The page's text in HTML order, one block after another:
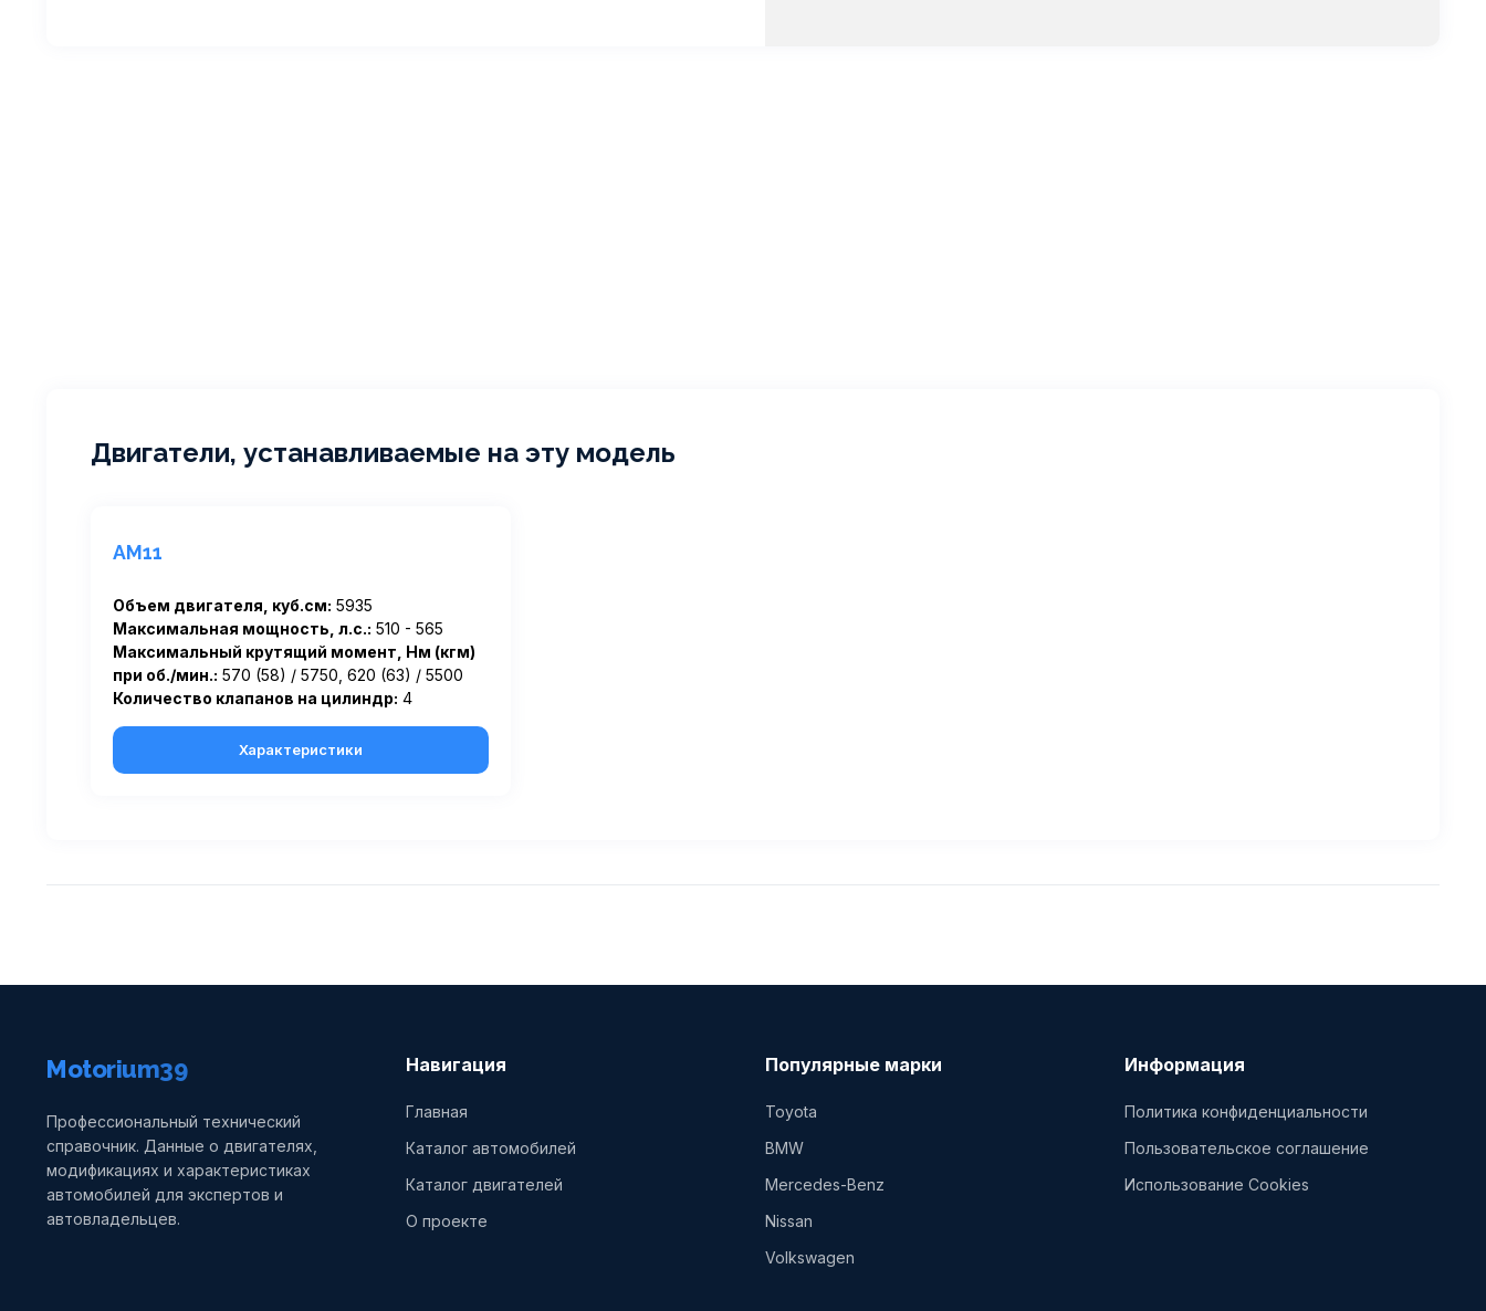
Двигатели, устанавливаемые на эту модель
AM11
Объем двигателя, куб.см: 5935
Максимальная мощность, л.с.: 510 - 565
Максимальный крутящий момент, Нм (кгм)
при об./мин.: 570 (58) / 5750, 620 (63) / 5500
Количество клапанов на цилиндр: 4
Характеристики
Motorium39
Профессиональный технический
справочник. Данные о двигателях,
модификациях и характеристиках
автомобилей для экспертов и
автовладельцев.
Навигация
Главная
Каталог автомобилей
Каталог двигателей
О проекте
Популярные марки
Toyota
BMW
Mercedes-Benz
Nissan
Volkswagen
Информация
Политика конфиденциальности
Пользовательское соглашение
Использование Cookies